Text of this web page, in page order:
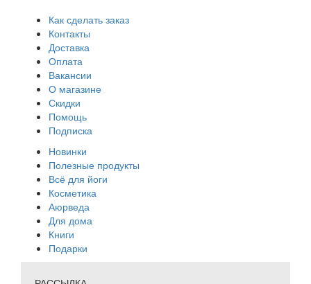
Как сделать заказ
Контакты
Доставка
Оплата
Вакансии
О магазине
Скидки
Помощь
Подписка
Новинки
Полезные продукты
Всё для йоги
Косметика
Аюрведа
Для дома
Книги
Подарки